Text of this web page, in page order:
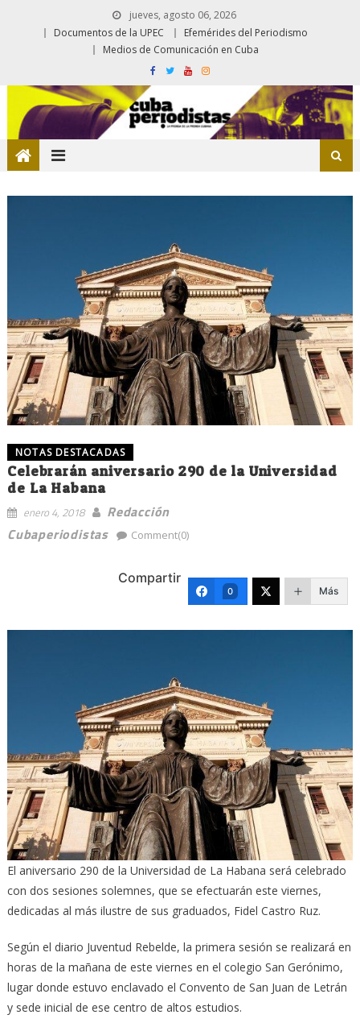
jueves, agosto 06, 2026
Documentos de la UPEC
Efemérides del Periodismo
Medios de Comunicación en Cuba
NOTAS DESTACADAS
Celebrarán aniversario 290 de la Universidad
de La Habana
enero 4, 2018
Redacción
Cubaperiodistas
Comment(0)
Compartir
0 Más
El aniversario 290 de la Universidad de La Habana será celebrado
con dos sesiones solemnes, que se efectuarán este viernes,
dedicadas al más ilustre de sus graduados, Fidel Castro Ruz.
Según el diario Juventud Rebelde, la primera sesión se realizará en
horas de la mañana de este viernes en el colegio San Gerónimo,
lugar donde estuvo enclavado el Convento de San Juan de Letrán
y sede inicial de ese centro de altos estudios.